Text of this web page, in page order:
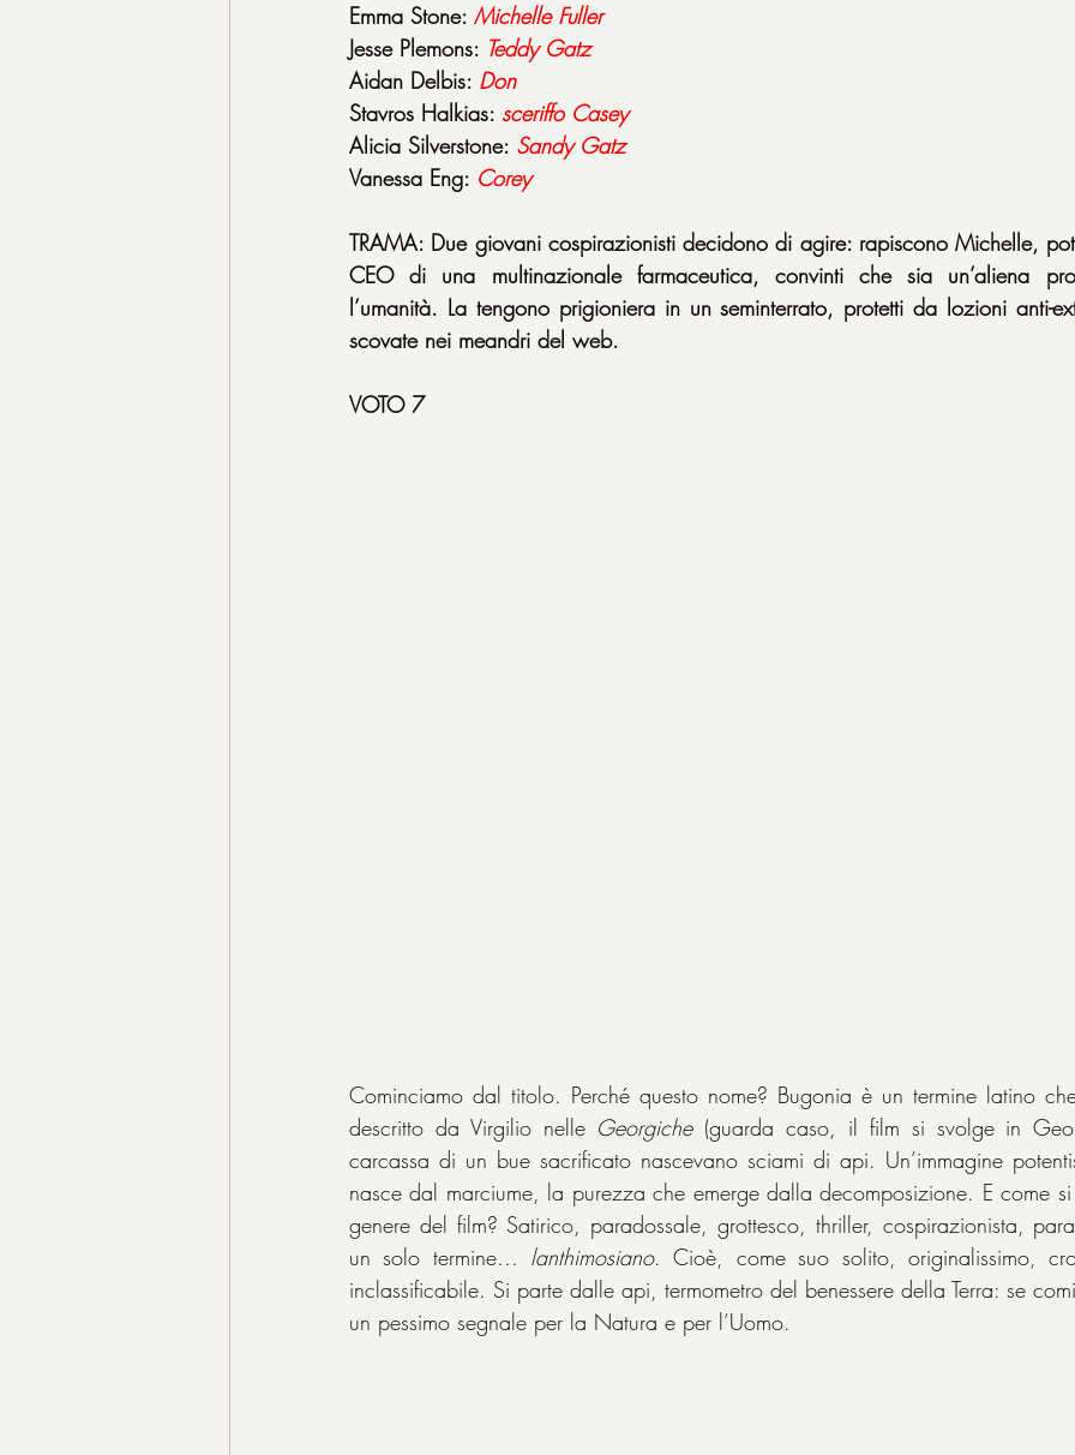
Emma Stone: Michelle Fuller
Jesse Plemons: Teddy Gatz
Aidan Delbis: Don
Stavros Halkias: sceriffo Casey
Alicia Silverstone: Sandy Gatz
Vanessa Eng: Corey
TRAMA: Due giovani cospirazionisti decidono di agire: rapiscono Michelle,
CEO di una multinazionale farmaceutica, convinti che sia un’aliena
l’umanità. La tengono prigioniera in un seminterrato, protetti da lozioni anti-
scovate nei meandri del web.
VOTO 7
Cominciamo dal titolo. Perché questo nome? Bugonia è un termine latino
descritto da Virgilio nelle Georgiche (guarda caso, il film si svolge in
carcassa di un bue sacrificato nascevano sciami di api. Un’immagine
nasce dal marciume, la purezza che emerge dalla decomposizione. E come
genere del film? Satirico, paradossale, grottesco, thriller, cospirazionista,
un solo termine… lanthimosiano. Cioè, come suo solito, originalissimo,
inclassificabile. Si parte dalle api, termometro del benessere della Terra: se
un pessimo segnale per la Natura e per l’Uomo.